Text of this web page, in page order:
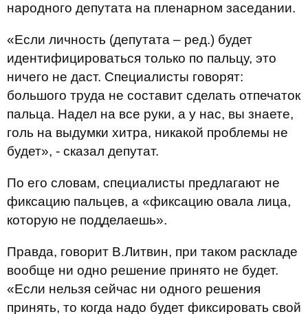
народного депутата на пленарном заседании.
«Если личность (депутата – ред.) будет
идентифицироваться только по пальцу, это
ничего не даст. Специалисты говорят:
большого труда не составит сделать отпечаток
пальца. Надел на все руки, а у нас, вы знаете,
голь на выдумки хитра, никакой проблемы не
будет», - сказал депутат.
По его словам, специалисты предлагают не
фиксацию пальцев, а «фиксацию овала лица,
которую не подделаешь».
Правда, говорит В.Литвин, при таком раскладе
вообще ни одно решение принято не будет.
«Если нельзя сейчас ни одного решения
принять, то когда надо будет фиксировать свой